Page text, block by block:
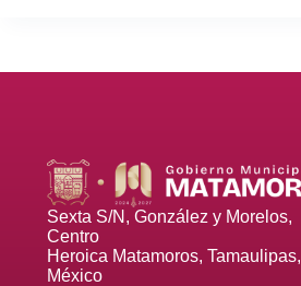
Sexta S/N, González y Morelos,
Centro
Heroica Matamoros, Tamaulipas,
México